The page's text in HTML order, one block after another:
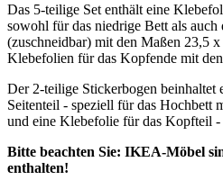
Das 5-teilige Set enthält eine
sowohl für das niedrige Bett als auch
(zuschneidbar) mit den Maßen 23,5
Klebefolien für das Kopfende mit
Der 2-teilige Stickerbogen beinhaltet
Seitenteil - speziell für das Hochbett
und eine Klebefolie für das Kopfteil
Bitte beachten Sie: IKEA-Möbel
enthalten!